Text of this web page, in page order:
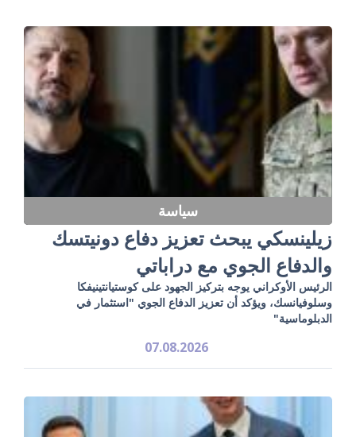
سياسة
زيلينسكي يبحث تعزيز دفاع دونيتسك
والدفاع الجوي مع دراباتي
الرئيس الأوكراني يوجه بتركيز الجهود على كوستيانتينيفكا
وسلوفيانسك، ويؤكد أن تعزيز الدفاع الجوي "استثمار في
الدبلوماسية"
07.08.2026